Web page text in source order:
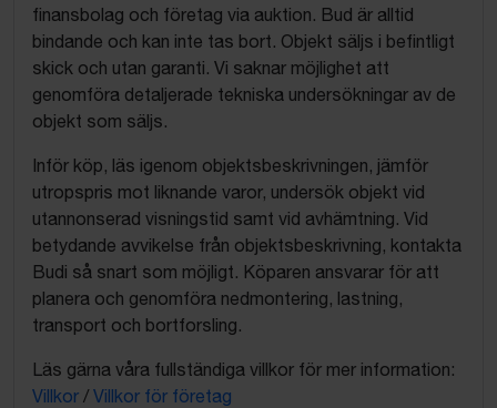
finansbolag och företag via auktion. Bud är alltid
bindande och kan inte tas bort. Objekt säljs i befintligt
skick och utan garanti. Vi saknar möjlighet att
genomföra detaljerade tekniska undersökningar av de
objekt som säljs.
Inför köp, läs igenom objektsbeskrivningen, jämför
utropspris mot liknande varor, undersök objekt vid
utannonserad visningstid samt vid avhämtning. Vid
betydande avvikelse från objektsbeskrivning, kontakta
Budi så snart som möjligt. Köparen ansvarar för att
planera och genomföra nedmontering, lastning,
transport och bortforsling.
Läs gärna våra fullständiga villkor för mer information:
Villkor / Villkor för företag